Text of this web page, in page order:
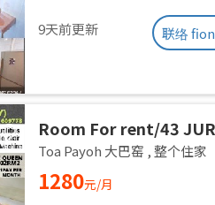
9天前更新 联络
Room For rent/43
AVENUE 1, PARC
60977 Road/commen
Available Immediate
Toa Payoh 大巴窑 ,整个住家
1280元/月